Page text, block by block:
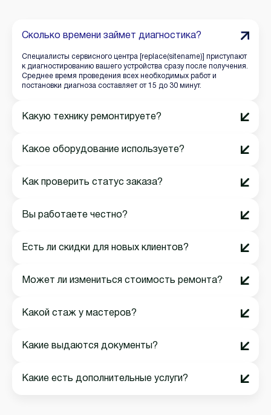
Сколько времени займет диагностика?
Специалисты сервисного центра [replace(sitename)] приступают
к диагностированию вашего устройства сразу после получения.
Среднее время проведения всех необходимых работ и
постановки диагноза составляет от 15 до 30 минут.
Какую технику ремонтируете?
Какое оборудование используете?
Как проверить статус заказа?
Вы работаете честно?
Есть ли скидки для новых клиентов?
Может ли измениться стоимость ремонта?
Какой стаж у мастеров?
Какие выдаются документы?
Какие есть дополнительные услуги?